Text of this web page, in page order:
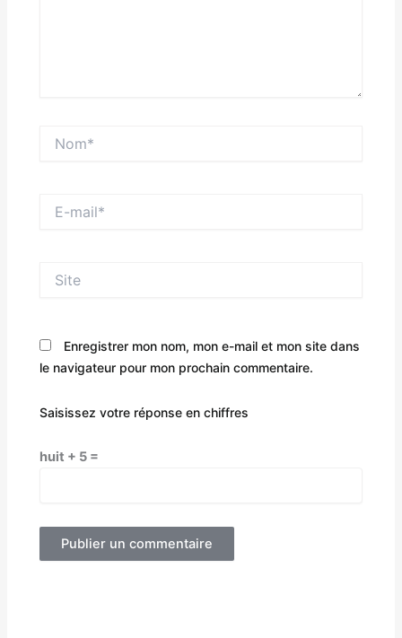
mail*
Enregistrer mon nom, mon e-mail et mon site dans
le navigateur pour mon prochain commentaire.
Saisissez votre réponse en chiffres
huit + 5 =